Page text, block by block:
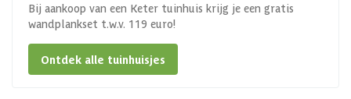
Bij aankoop van een Keter tuinhuis krijg je een gratis
wandplankset t.w.v. 119 euro!
Ontdek alle tuinhuisjes